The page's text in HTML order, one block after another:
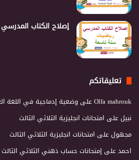
إصلاح الكتاب
تعليقاتكم
Olfa mahroukعلى وضعية إدماجية في اللغة
نبيلعلى امتحانات انجليزية الثلاثي الثالث
مجهولعلى امتحانات انجليزية الثلاثي الثالث
احمدعلى إمتحانات حساب ذهني الثلاثي الثالث